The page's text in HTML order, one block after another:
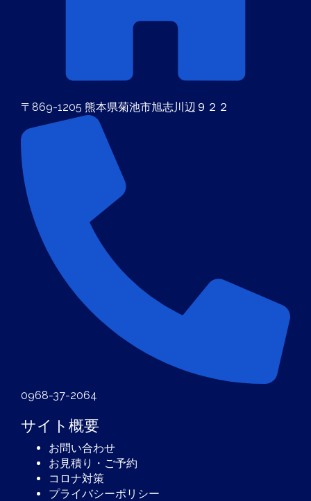
〒869-1205 熊本県菊池市旭志川辺９２２
0968-37-2064
サイト概要
お問い合わせ
お見積り・ご予約
コロナ対策
プライバシーポリシー